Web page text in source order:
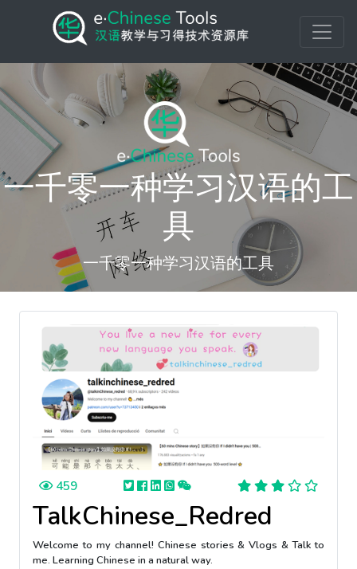
一千零一种学习汉语的工
具
一千零一种学习汉语的工具
459
TalkChinese_Redred
Welcome to my channel! Chinese stories & Vlogs & Talk to
me. Learning Chinese in a natural way.